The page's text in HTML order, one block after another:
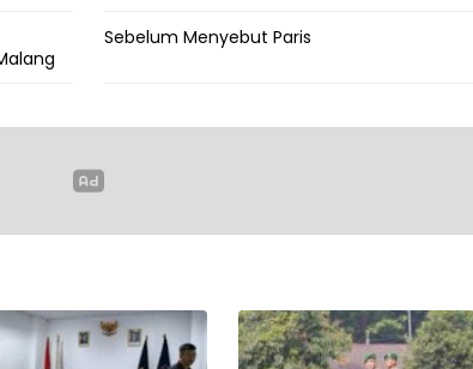
Sebelum Menyebut Paris